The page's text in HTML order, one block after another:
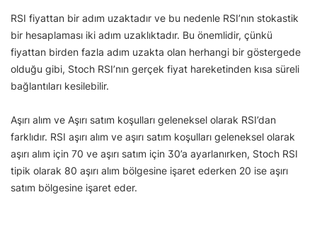
RSI fiyattan bir adım uzaktadır ve bu nedenle RSI’nın stokastik
bir hesaplaması iki adım uzaklıktadır. Bu önemlidir, çünkü
fiyattan birden fazla adım uzakta olan herhangi bir göstergede
olduğu gibi, Stoch RSI’nın gerçek fiyat hareketinden kısa süreli
bağlantıları kesilebilir.
Aşırı alım ve Aşırı satım koşulları geleneksel olarak RSI’dan
farklıdır. RSI aşırı alım ve aşırı satım koşulları geleneksel olarak
aşırı alım için 70 ve aşırı satım için 30’a ayarlanırken, Stoch RSI
tipik olarak 80 aşırı alım bölgesine işaret ederken 20 ise aşırı
satım bölgesine işaret eder.